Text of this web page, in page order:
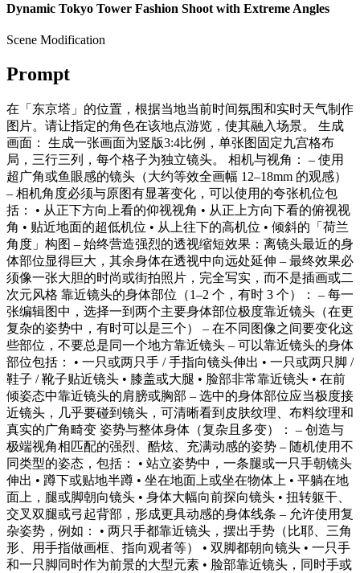
Dynamic Tokyo Tower Fashion Shoot with Extreme Angles
Scene Modification
Prompt
在「东京塔」的位置，根据当地当前时间氛围和实时天气制作
图片。请让指定的角色在该地点游览，使其融入场景。 生成
画面： 生成一张画面为竖版3:4比例，单张图固定九宫格布
局，三行三列，每个格子为独立镜头。 相机与视角： – 使用
超广角或鱼眼感的镜头（大约等效全画幅 12–18mm 的观感）
– 相机角度必须与原图有显著变化，可以使用的夸张机位包
括： • 从正下方向上看的仰视视角 • 从正上方向下看的俯视视
角 • 贴近地面的超低机位 • 从上往下的高机位 • 倾斜的「荷兰
角度」构图 – 始终营造强烈的透视缩短效果：离镜头最近的身
体部位显得巨大，其余身体在透视中向远处延伸 – 最终效果必
须像一张大胆的时尚或街拍照片，完全写实，而不是插画或二
次元风格 靠近镜头的身体部位（1–2 个，有时 3 个）： – 每一
张编辑图中，选择一到两个主要身体部位极度靠近镜头（在更
复杂的姿势中，有时可以是三个） – 在不同图像之间要变化这
些部位，不要总是同一个地方靠近镜头 – 可以靠近镜头的身体
部位包括： • 一只或两只手 / 手指向镜头伸出 • 一只或两只脚 /
鞋子 / 靴子贴近镜头 • 膝盖或大腿 • 脸部非常靠近镜头 • 在前
倾姿态中靠近镜头的肩膀或胸部 – 选中的身体部位应当极度接
近镜头，几乎要碰到镜头，可清晰看到皮肤纹理、布料纹理和
真实的广角畸变 姿势与整体身体（复杂且多变）： – 创造与
极端视角相匹配的强烈、酷炫、充满动感的姿势 – 随机使用不
同类型的姿态，包括： • 站立姿势中，一条腿或一只手朝镜头
伸出 • 蹲下或贴地半蹲 • 坐在地面上或坐在物体上 • 平躺在地
面上，腿或脚朝向镜头 • 身体大幅向前探向镜头 • 扭转躯干、
交叉双腿或弓起背部，形成更具动感的身体线条 – 允许使用复
杂姿势，例如： • 两只手都靠近镜头，摆出手势（比耶、三角
形、用手指做画框、指向观者等） • 双脚都朝向镜头 • 一只手
和一只脚同时作为前景的大型元素 • 脸部靠近镜头，同时手或